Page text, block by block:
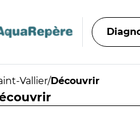
Vallier/Découvrir